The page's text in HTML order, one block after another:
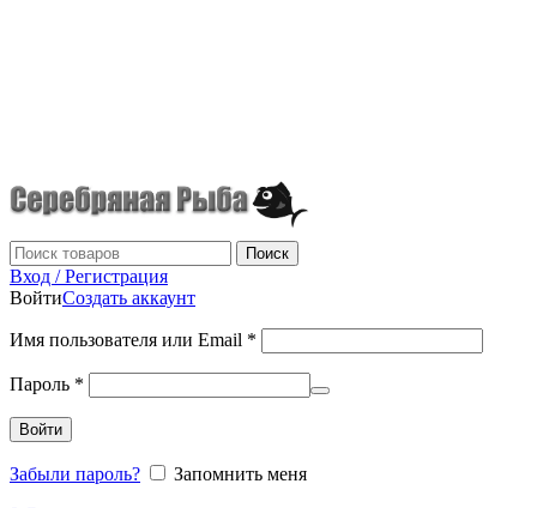
Поиск
Вход / Регистрация
ВойтиСоздать аккаунт
Имя пользователя или Email *
Пароль *
Войти
Забыли пароль?
Запомнить меня